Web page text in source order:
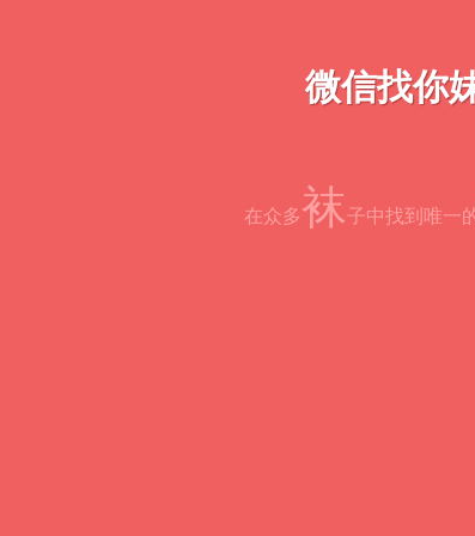
微信找你
在众多袜子中找到唯一